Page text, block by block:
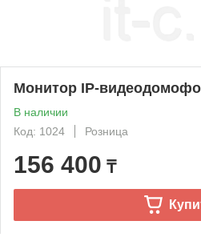
Монитор IP-
В наличии
Код: 1024
Розница
156 400 ₸